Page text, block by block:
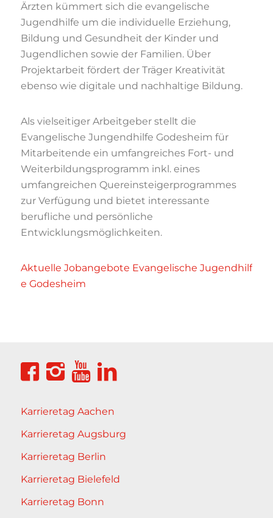
Ärzten kümmert sich die evangelische
Jugendhilfe um die individuelle Erziehung,
Bildung und Gesundheit der Kinder und
Jugendlichen sowie der Familien. Über
Projektarbeit fördert der Träger Kreativität
ebenso wie digitale und nachhaltige Bildung.
Als vielseitiger Arbeitgeber stellt die
Evangelische Jungendhilfe Godesheim für
Mitarbeitende ein umfangreiches Fort- und
Weiterbildungsprogramm inkl. eines
umfangreichen Quereinsteigerprogrammes
zur Verfügung und bietet interessante
berufliche und persönliche
Entwicklungsmöglichkeiten.
Aktuelle Jobangebote Evangelische Jugendhilf
e Godesheim
Karrieretag Aachen
Karrieretag Augsburg
Karrieretag Berlin
Karrieretag Bielefeld
Karrieretag Bonn